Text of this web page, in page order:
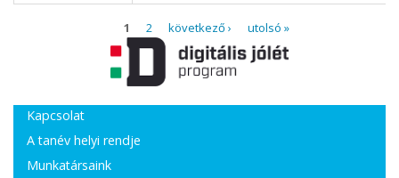
1 2 következő › utolsó »
Kapcsolat
A tanév helyi rendje
Munkatársaink